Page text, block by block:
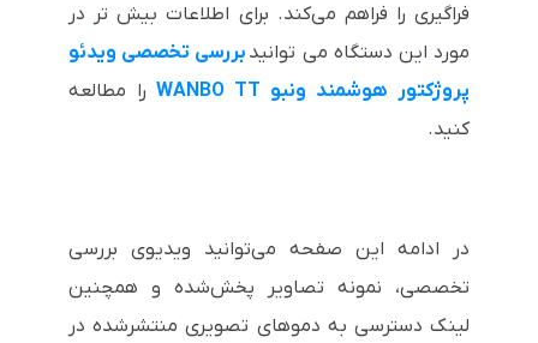
فراگیری را فراهم می‌کند. برای اطلاعات بیش تر در
مورد این دستگاه می توانید بررسی تخصصی ویدئو
پروژکتور هوشمند ونبو WANBO TT
را مطالعه
کنید.
در ادامه این صفحه می‌توانید ویدیوی بررسی
تخصصی، نمونه تصاویر پخش‌شده و همچنین
لینک دسترسی به دموهای تصویری منتشرشده در